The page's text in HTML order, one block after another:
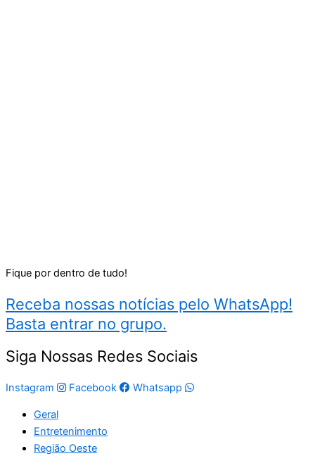
Fique por dentro de tudo!
Receba nossas notícias pelo WhatsApp!
Basta entrar no grupo.
Siga Nossas Redes Sociais
Instagram Facebook Whatsapp
Geral
Entretenimento
Região Oeste